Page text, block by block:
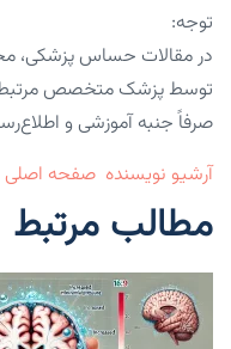
توجه:
در مقالات حساس پزشکی،
توسط پزشک متخصص مرتبط
صرفاً جنبه آموزشی و
آرشیو نویسنده صفحه اصلی
مطالب مرتبط